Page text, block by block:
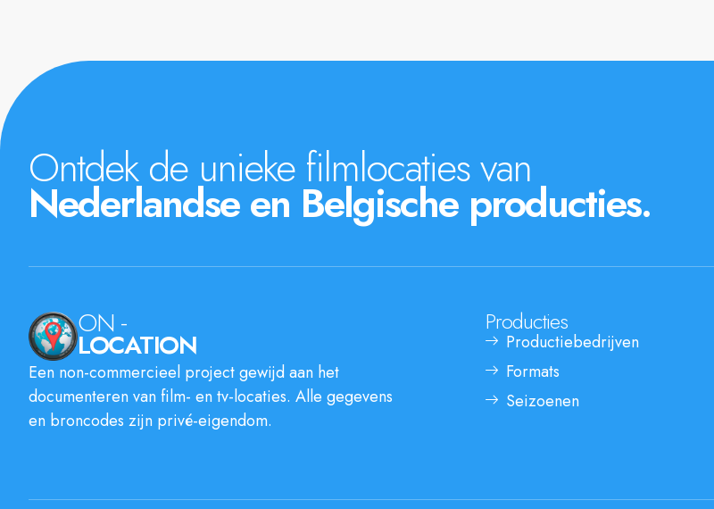
Ontdek de unieke filmlocaties van
Nederlandse en Belgische producties.
ON -
LOCATION
Een non-commercieel project gewijd aan het
documenteren van film- en tv-locaties. Alle gegevens
en broncodes zijn privé-eigendom.
Producties
Productiebedrijven
Formats
Seizoenen